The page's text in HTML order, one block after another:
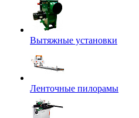
Вытяжные установки
Ленточные пилорамы